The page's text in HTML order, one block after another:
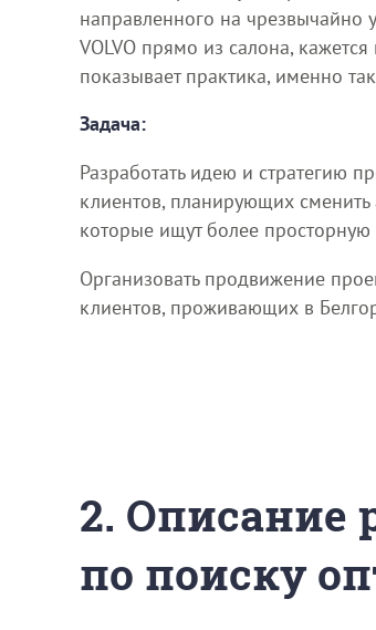
направленного на чрезвычайно
VOLVO прямо из салона,
показывает практика, именно
Задача:
Разработать идею и стратегию
клиентов, планирующих
которые ищут более
Организовать продвижение
клиентов, проживающих в
2. Описание
по поиску